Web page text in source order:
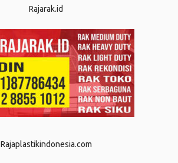
Rajarak.id
Rajaplastikindonesia.com